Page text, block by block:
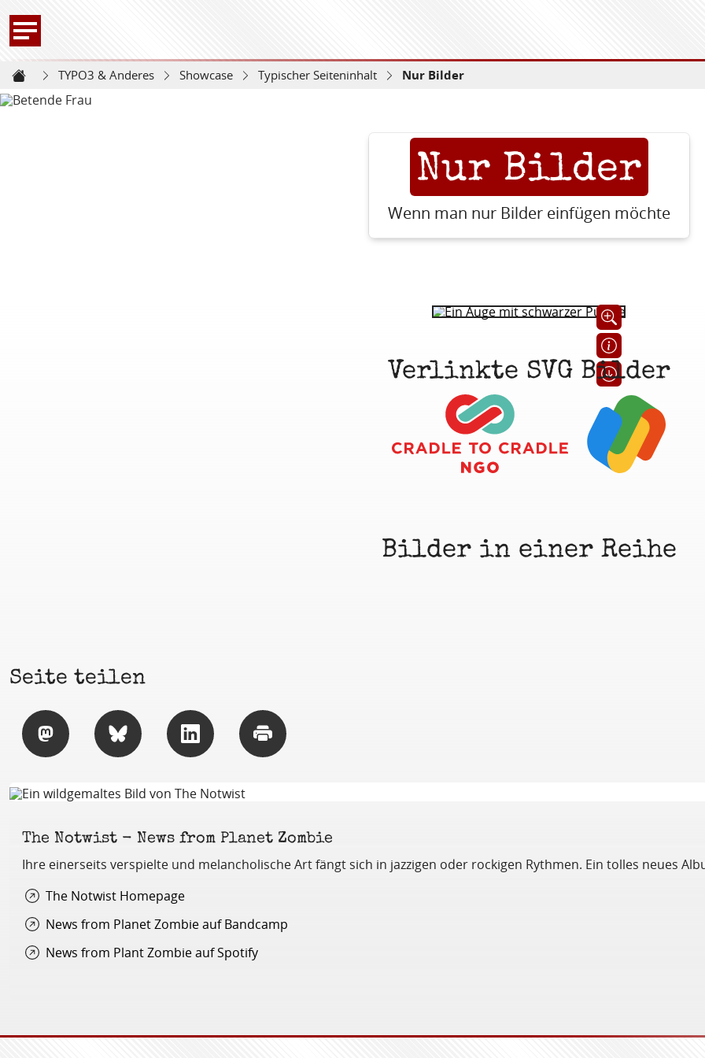
Startseite
TYPO3 & Anderes Showcase Typischer Seiteninhalt Nur Bilder
Nur Bilder
Wenn man nur Bilder einfügen möchte
Öffnet Bild in
Langbeschreibung
Herunterladen-Link
Verlinkte SVG Bilder
Bilder in einer Reihe
Seite teilen
The Notwist - News from Planet Zombie
Ihre einerseits verspielte und melancholische Art fängt sich in jazzigen oder rockigen Rythmen. Ein tolles neues
The Notwist Homepage
News from Planet Zombie auf Bandcamp
News from Plant Zombie auf Spotify